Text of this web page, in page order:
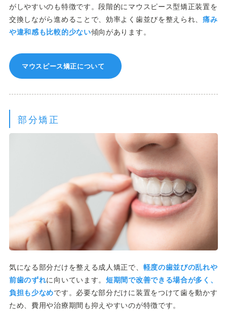
がしやすいのも特徴です。段階的にマウスピース型矯正装置を
交換しながら進めることで、効率よく歯並びを整えられ、痛み
や違和感も比較的少ない傾向があります。
マウスピース矯正について
部分矯正
気になる部分だけを整える成人矯正で、 軽度の歯並びの乱れや
前歯のずれに向いています。短期間で改善できる場合が多く、
負担も少なめです。必要な部分だけに装置をつけて歯を動かす
ため、費用や治療期間も抑えやすいのが特徴です。